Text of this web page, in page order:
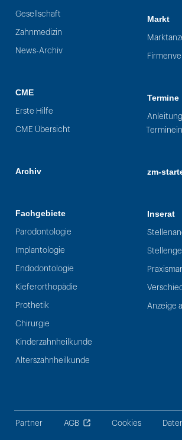
Gesellschaft
Zahnmedizin
News-Archiv
CME
Erste Hilfe
CME Übersicht
Archiv
Fachgebiete
Parodontologie
Implantologie
Endodontologie
Kieferorthopädie
Prothetik
Chirurgie
Kinderzahnheilkunde
Alterszahnheilkunde
Markt
Termine
zm-
Inserat
Anzeige
Partner AGB Cookies